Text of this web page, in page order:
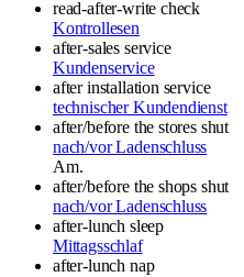
read-after-write check
Kontrollesen
after-sales service
Kundenservice
after installation service
technischer Kundendienst
after/before the stores shut
nach/vor Ladenschluss
Am.
after/before the shops shut
nach/vor Ladenschluss
after-lunch sleep
Mittagsschlaf
after-lunch nap